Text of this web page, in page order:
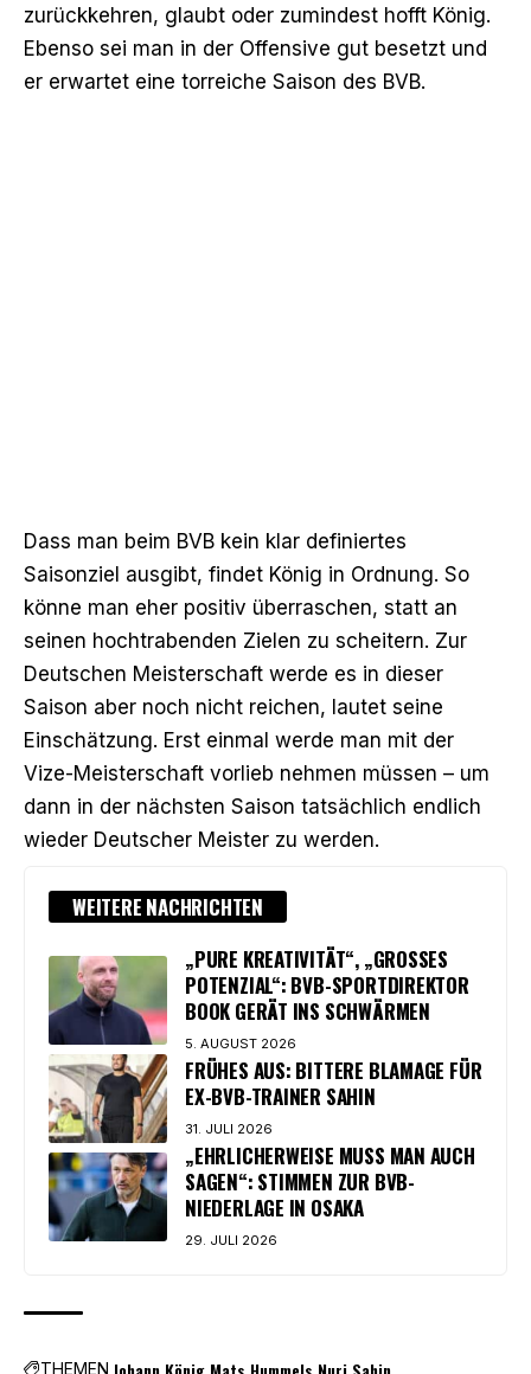
zurückkehren, glaubt oder zumindest hofft König.
Ebenso sei man in der Offensive gut besetzt und
er erwartet eine torreiche Saison des BVB.
Dass man beim BVB kein klar definiertes
Saisonziel ausgibt, findet König in Ordnung. So
könne man eher positiv überraschen, statt an
seinen hochtrabenden Zielen zu scheitern. Zur
Deutschen Meisterschaft werde es in dieser
Saison aber noch nicht reichen, lautet seine
Einschätzung. Erst einmal werde man mit der
Vize-Meisterschaft vorlieb nehmen müssen – um
dann in der nächsten Saison tatsächlich endlich
wieder Deutscher Meister zu werden.
WEITERE NACHRICHTEN
„PURE KREATIVITÄT“, „GROSSES P
OTENZIAL“: BVB-SPORTDIREKTOR B
OOK GERÄT INS SCHWÄRMEN
5. AUGUST 2026
FRÜHES AUS: BITTERE BLAMAGE FÜR
EX-BVB-TRAINER SAHIN
31. JULI 2026
„EHRLICHERWEISE MUSS MAN AUCH
SAGEN“: STIMMEN ZUR BVB-
NIEDERLAGE IN OSAKA
29. JULI 2026
THEMEN